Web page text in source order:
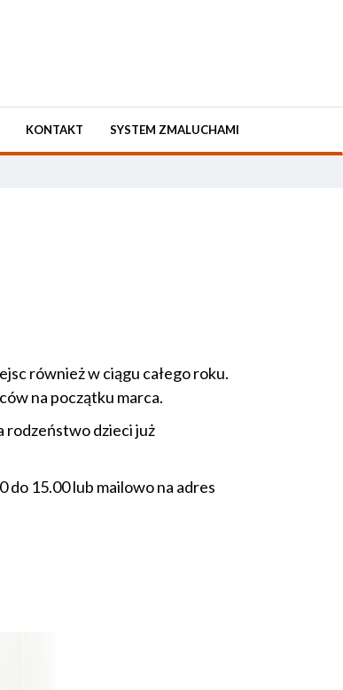
KONTAKT SYSTEM ZMALUCHAMI
również w ciągu całego roku.
na początku marca.
rodzeństwo dzieci już
do 15.00 lub mailowo na adres